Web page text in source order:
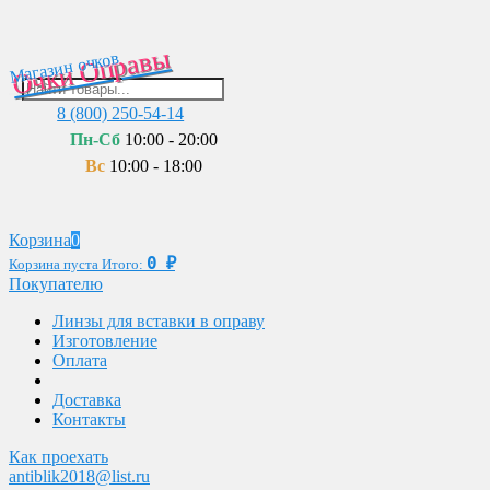
Очки Оправы
Магазин очков
8 (800) 250-54-14
Пн-Сб 10:00 - 20:00
Вс 10:00 - 18:00
Корзина0
Корзина пуста Итого: 0 ₽
Покупателю
Линзы для вставки в оправу
Изготовление
Оплата
Доставка
Контакты
Как проехать
antiblik2018@list.ru